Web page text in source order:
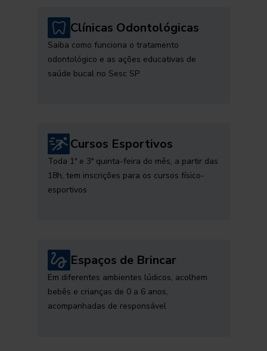
Clínicas Odontológicas
Saiba como funciona o tratamento
odontológico e as ações educativas de
saúde bucal no Sesc SP
Cursos Esportivos
Toda 1ª e 3ª quinta-feira do mês, a partir das
18h, tem inscrições para os cursos físico-
esportivos
Espaços de Brincar
Em diferentes ambientes lúdicos, acolhem
bebês e crianças de 0 a 6 anos,
acompanhadas de responsável